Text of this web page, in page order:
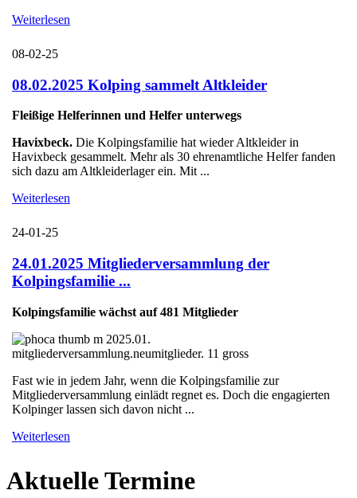
Weiterlesen
08-02-25
08.02.2025 Kolping sammelt Altkleider
Fleißige Helferinnen und Helfer unterwegs
Havixbeck. Die Kolpingsfamilie hat wieder Altkleider in
Havixbeck gesammelt. Mehr als 30 ehrenamtliche Helfer fanden
sich dazu am Altkleiderlager ein. Mit ...
Weiterlesen
24-01-25
24.01.2025 Mitgliederversammlung der
Kolpingsfamilie ...
Kolpingsfamilie wächst auf 481 Mitglieder
Fast wie in jedem Jahr, wenn die Kolpingsfamilie zur
Mitgliederversammlung einlädt regnet es. Doch die engagierten
Kolpinger lassen sich davon nicht ...
Weiterlesen
Aktuelle Termine